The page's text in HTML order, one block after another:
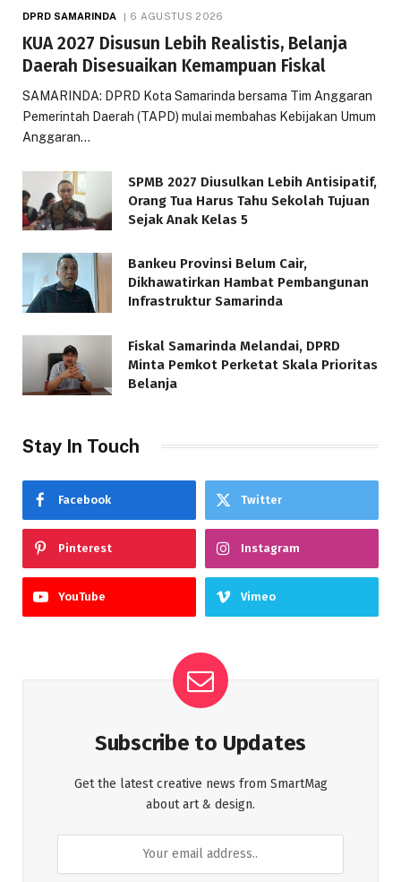
DPRD SAMARINDA 6 AGUSTUS 2026
KUA 2027 Disusun Lebih Realistis, Belanja
Daerah Disesuaikan Kemampuan Fiskal
SAMARINDA: DPRD Kota Samarinda bersama Tim Anggaran
Pemerintah Daerah (TAPD) mulai membahas Kebijakan Umum
Anggaran…
SPMB 2027 Diusulkan Lebih Antisipatif,
Orang Tua Harus Tahu Sekolah Tujuan
Sejak Anak Kelas 5
Bankeu Provinsi Belum Cair,
Dikhawatirkan Hambat Pembangunan
Infrastruktur Samarinda
Fiskal Samarinda Melandai, DPRD
Minta Pemkot Perketat Skala Prioritas
Belanja
Stay In Touch
Facebook Twitter
Pinterest Instagram
YouTube Vimeo
Subscribe to Updates
Get the latest creative news from SmartMag
about art & design.